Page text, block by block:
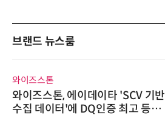
브랜드 뉴스룸
와이즈스톤
와이즈스톤, 에이데이타 'SCV 기반
수집 데이터'에 DQ인증 최고 등급